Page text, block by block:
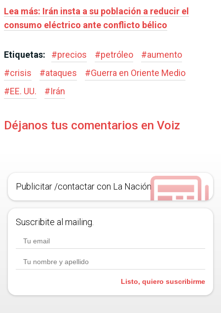
Lea más: Irán insta a su población a reducir el
consumo eléctrico ante conflicto bélico
Etiquetas: #precios #petróleo #aumento
#crisis #ataques #Guerra en Oriente Medio
#EE. UU. #Irán
Déjanos tus comentarios en Voiz
Publicitar /contactar con La Nación
Suscribite al mailing.
Listo, quiero suscribirme